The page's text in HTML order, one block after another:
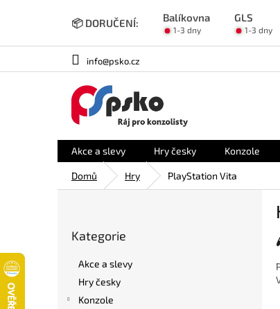
📦 DORUČENÍ: Balíkovna GLS
1-3 dny 1-3 dny
info@psko.cz
Akce a slevy Hry česky Konzole
Domů Hry PlayStation Vita
kategorie
Kategorie
Akce a slevy
Hry česky
Konzole